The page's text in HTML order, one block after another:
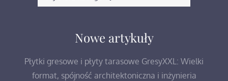
wpisów
Nowe artykuły
Płytki gresowe i płyty tarasowe GresyXXL: Wielki
format, spójność architektoniczna i inżynieria